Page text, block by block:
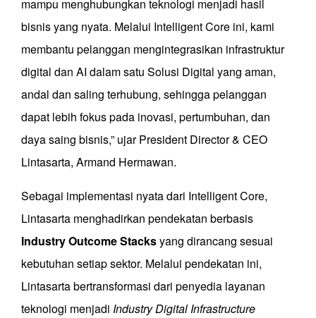
mampu menghubungkan teknologi menjadi hasil
bisnis yang nyata. Melalui Intelligent Core ini, kami
membantu pelanggan mengintegrasikan infrastruktur
digital dan AI dalam satu Solusi Digital yang aman,
andal dan saling terhubung, sehingga pelanggan
dapat lebih fokus pada inovasi, pertumbuhan, dan
daya saing bisnis,” ujar President Director & CEO
Lintasarta, Armand Hermawan.
Sebagai implementasi nyata dari Intelligent Core,
Lintasarta menghadirkan pendekatan berbasis
Industry Outcome Stacksyang dirancang sesuai
kebutuhan setiap sektor. Melalui pendekatan ini,
Lintasarta bertransformasi dari penyedia layanan
teknologi menjadi Industry Digital Infrastructure